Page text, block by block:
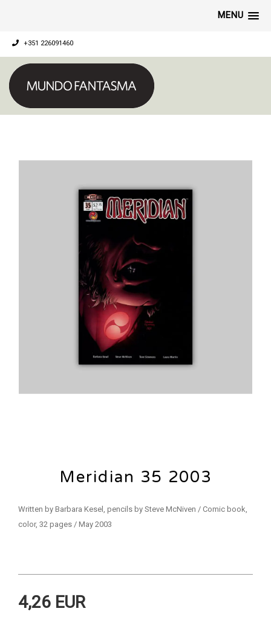
MENU
+351 226091460
Meridian 35 2003
Written by Barbara Kesel, pencils by Steve McNiven / Comic book,
color, 32 pages / May 2003
4,26 EUR